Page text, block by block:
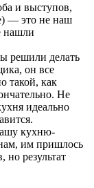
и выступов,
— это не наш
нашли
решили делать
он все
такой, как
Не
идеально
кухню-
им пришлось
результат